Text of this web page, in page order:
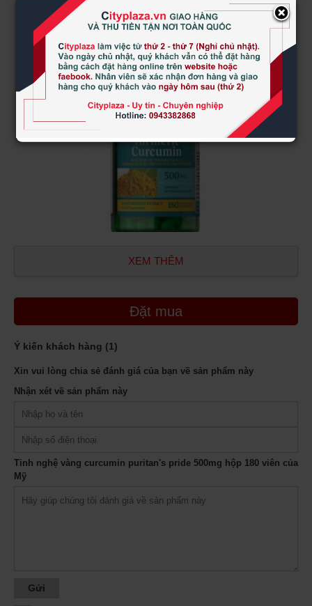
Tinh chất nghệ vàng curcuminPuritan's pride 500mg hộp
180 viên của Mỹ
Quy cách:
XEM THÊM
Đặt mua
Ý kiến khách hàng (1)
Xin vui lòng chia sẻ đánh giá của bạn về sản phẩm này
Nhận xét về sản phẩm này
Tinh nghệ vàng curcumin puritan's pride 500mg hộp 180 viên của
Mỹ
×